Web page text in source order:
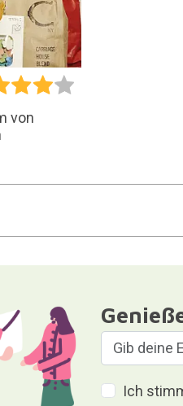
von
Ich